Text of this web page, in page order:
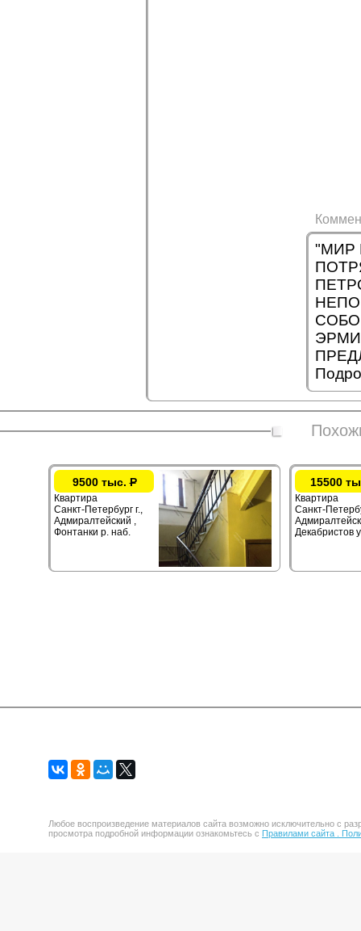
"МИР
9500 тыс.Р
Квартира
Санкт-Петербург г.,
Адмиралтейский ,
Фонтанки р. наб.
15500
Квартира
Санкт-
Декабристов
Любое воспроизведение материалов сайта возможно исключительно с
просмотра подробной информации ознакомьтесь с Правилами сайта .